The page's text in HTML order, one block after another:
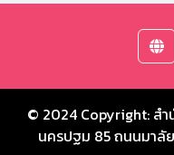
© 2024 Copyright: ส
นครปฐม 85 ถนนมาลั